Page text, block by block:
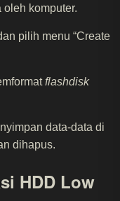
komputer.
pilih menu “Create
flashdisk
data-data di
dihapus.
HDD Low